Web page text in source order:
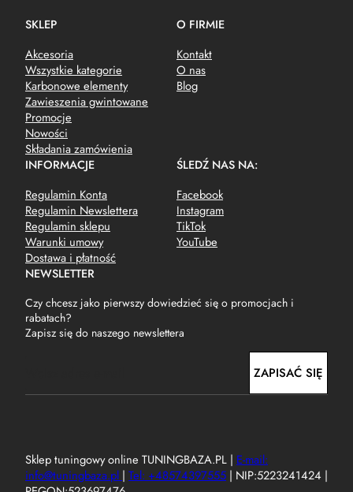
SKLEP
Akcesoria
Wszystkie kategorie
Karbonowe elementy
Zawieszenia gwintowane
Promocje
Nowości
Składania zamówienia
O FIRMIE
Kontakt
O nas
Blog
INFORMACJE
Regulamin Konta
Regulamin Newslettera
Regulamin sklepu
Warunki umowy
Dostawa i płatność
ŚLEDŹ NAS NA:
Facebook
Instagram
TikTok
YouTube
NEWSLETTER
Czy chcesz jako pierwszy dowiedzieć się o promocjach i
rabatach?
Zapisz się do naszego newslettera
a
ZAPISAĆ SIĘ
Sklep tuningowy online TUNINGBAZA.PL | E-mail:
info@tuningbaza.pl| Tel: +48574397555 | NIP:5223241424 |